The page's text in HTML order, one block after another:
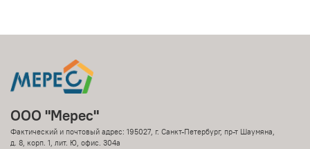
ООО "Мерес"
Фактический и почтовый адрес: 195027, г. Санкт-Петербург, пр-т Шаумяна,
д. 8, корп. 1, лит. Ю, офис. 304а